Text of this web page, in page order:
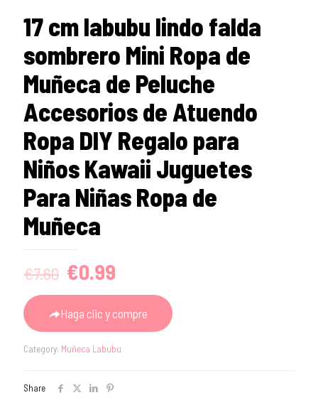
17 cm labubu lindo falda
sombrero Mini Ropa de
Muñeca de Peluche
Accesorios de Atuendo
Ropa DIY Regalo para
Niños Kawaii Juguetes
Para Niñas Ropa de
Muñeca
€7.60 Original
price
was:
€7.60.
€0.99
price
is:
€0.99.
Haga clic y compre
Category: Muñeca Labubu
Share